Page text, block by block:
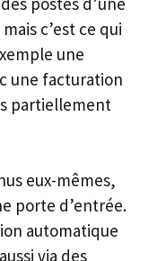
c’est ce qui
une
une facturation
partiellement
eux-mêmes,
porte d’entrée.
automatique
via des